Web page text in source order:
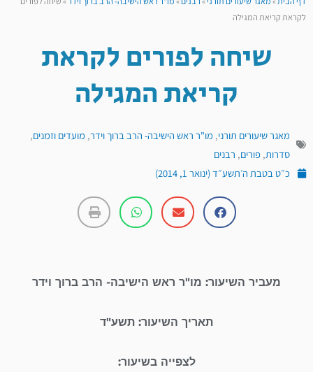
לקראת קריאת המגילה
שיחה לפורים לקראת
קריאת המגילה
מאגר שיעורים תורני, מו"ר ראש הישיבה- הרב ברוך וידר, מועדים וזמנים,
סדרות, פורים, רבנים
כ״ט בטבת ה׳תשע״ד (ינואר 1, 2014)
מעביר השיעור: מו"ר ראש הישיבה- הרב ברוך וידר
תאריך השיעור: תשע"ד
לצפייה בשיעור: